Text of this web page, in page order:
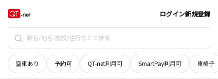
ログイン新規登録
空車あり 予約可 QT-net利用可 SmartPay利用可 車椅子
秋田県